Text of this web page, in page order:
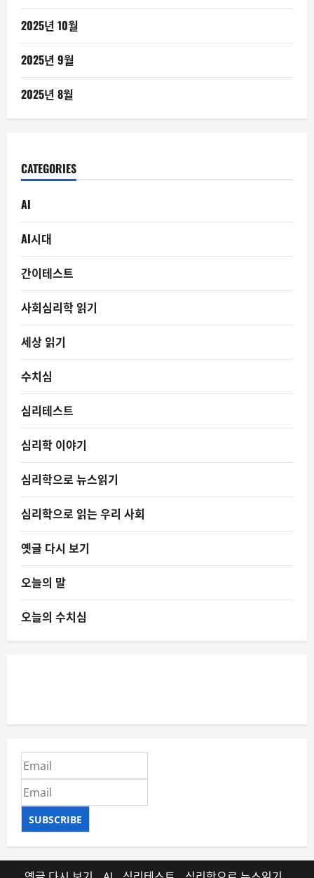
2025년 10월
2025년 9월
2025년 8월
CATEGORIES
AI
AI시대
간이테스트
사회심리학 읽기
세상 읽기
수치심
심리테스트
심리학 이야기
심리학으로 뉴스읽기
심리학으로 읽는 우리 사회
옛글 다시 보기
오늘의 말
오늘의 수치심
SUBSCRIBE